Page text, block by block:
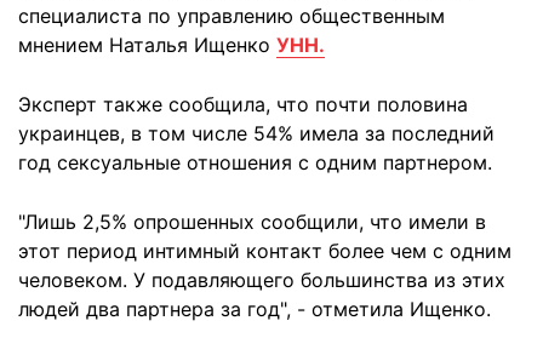
специалиста по управлению общественным
мнением Наталья Ищенко УНН.
Эксперт также сообщила, что почти половина
украинцев, в том числе 54% имела за последний
год сексуальные отношения с одним партнером.
"Лишь 2,5% опрошенных сообщили, что имели в
этот период интимный контакт более чем с одним
человеком. У подавляющего большинства из этих
людей два партнера за год", - отметила Ищенко.